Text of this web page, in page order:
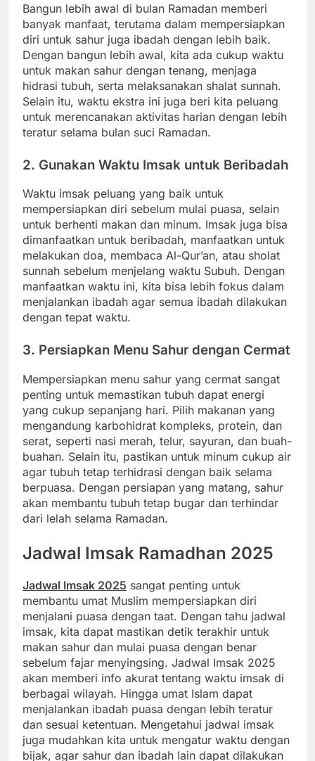
Bangun lebih awal di bulan Ramadan memberi
banyak manfaat, terutama dalam mempersiapkan
diri untuk sahur juga ibadah dengan lebih baik.
Dengan bangun lebih awal, kita ada cukup waktu
untuk makan sahur dengan tenang, menjaga
hidrasi tubuh, serta melaksanakan shalat sunnah.
Selain itu, waktu ekstra ini juga beri kita peluang
untuk merencanakan aktivitas harian dengan lebih
teratur selama bulan suci Ramadan.
2. Gunakan Waktu Imsak untuk Beribadah
Waktu imsak peluang yang baik untuk
mempersiapkan diri sebelum mulai puasa, selain
untuk berhenti makan dan minum. Imsak juga bisa
dimanfaatkan untuk beribadah, manfaatkan untuk
melakukan doa, membaca Al-Qur’an, atau sholat
sunnah sebelum menjelang waktu Subuh. Dengan
manfaatkan waktu ini, kita bisa lebih fokus dalam
menjalankan ibadah agar semua ibadah dilakukan
dengan tepat waktu.
3. Persiapkan Menu Sahur dengan Cermat
Mempersiapkan menu sahur yang cermat sangat
penting untuk memastikan tubuh dapat energi
yang cukup sepanjang hari. Pilih makanan yang
mengandung karbohidrat kompleks, protein, dan
serat, seperti nasi merah, telur, sayuran, dan buah-
buahan. Selain itu, pastikan untuk minum cukup air
agar tubuh tetap terhidrasi dengan baik selama
berpuasa. Dengan persiapan yang matang, sahur
akan membantu tubuh tetap bugar dan terhindar
dari lelah selama Ramadan.
Jadwal Imsak Ramadhan 2025
Jadwal Imsak 2025 sangat penting untuk
membantu umat Muslim mempersiapkan diri
menjalani puasa dengan taat. Dengan tahu jadwal
imsak, kita dapat mastikan detik terakhir untuk
makan sahur dan mulai puasa dengan benar
sebelum fajar menyingsing. Jadwal Imsak 2025
akan memberi info akurat tentang waktu imsak di
berbagai wilayah. Hingga umat Islam dapat
menjalankan ibadah puasa dengan lebih teratur
dan sesuai ketentuan. Mengetahui jadwal imsak
juga mudahkan kita untuk mengatur waktu dengan
bijak, agar sahur dan ibadah lain dapat dilakukan